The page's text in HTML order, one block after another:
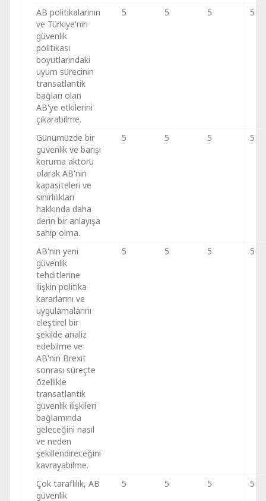
AB politikalarının
ve Türkiye'nin
güvenlik
politikası
boyutlarındaki
uyum sürecinin
transatlantik
bağları olan
AB'ye etkilerini
çıkarabilme.
5 5 5 5
Günümüzde bir
güvenlik ve barışı
koruma aktörü
olarak AB'nin
kapasiteleri ve
sınırlılıkları
hakkında daha
derin bir anlayışa
sahip olma.
5 5 5 5
AB'nin yeni
güvenlik
tehditlerine
ilişkin politika
kararlarını ve
uygulamalarını
eleştirel bir
şekilde analiz
edebilme ve
AB'nin Brexit
sonrası süreçte
özellikle
transatlantik
güvenlik ilişkileri
bağlamında
geleceğini nasıl
ve neden
şekillendireceğini
kavrayabilme.
5 5 5 5
Çok taraflılık, AB
güvenlik
5 5 5 5